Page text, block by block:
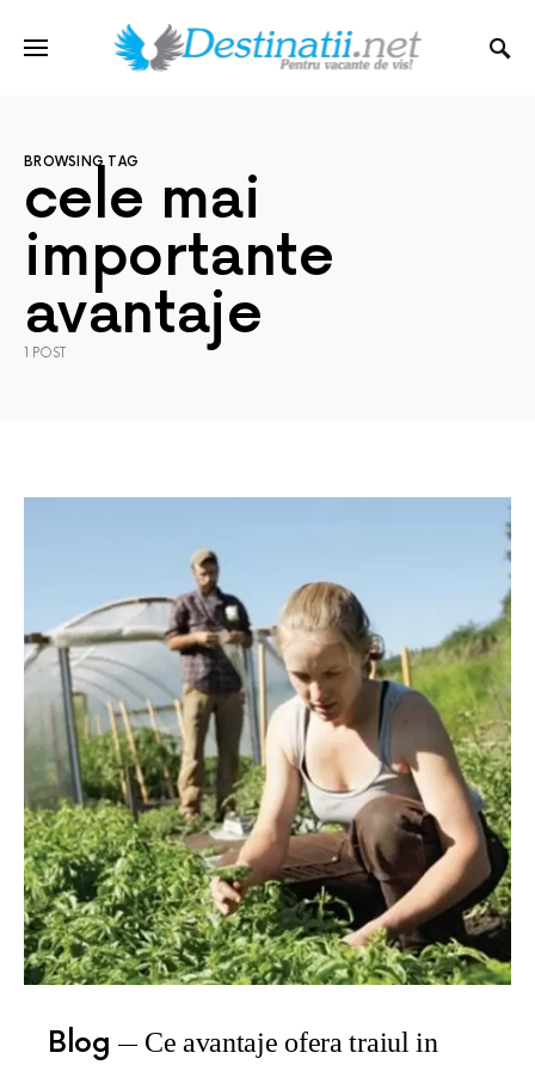
BROWSING TAG
cele mai
importante
avantaje
1 POST
Blog Ce avantaje ofera traiul in